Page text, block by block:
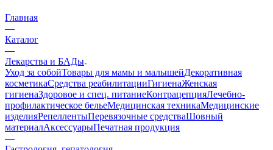
Главная
—
Каталог
—
Лекарства и БАДы
Уход за собойТовары для мамы и малышейДекоративная
косметикаСредства реабилитацииГигиенаЖенская
гигиенаЗдоровое и спец. питаниеКонтрацепцияЛечебно-
профилактическое бельеМедицинская техникаМедицинские
изделияРепеллентыПеревязочные средстваШовный
материалАксессуарыПечатная продукция
—